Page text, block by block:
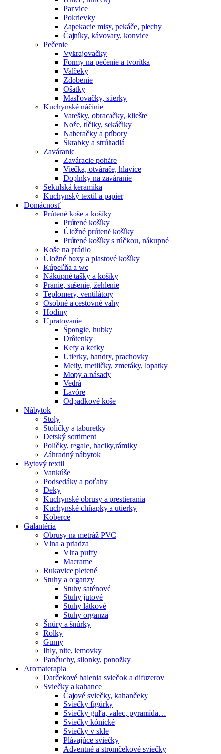
Panvice
Pokrievky
Zapekacie misy, pekáče, plechy
Čajníky, kávovary, konvice
Pečenie
Vykrajovačky
Formy na pečenie a tvorítka
Valčeky
Zdobenie
Ošatky
Masľovačky, stierky
Kuchynské náčinie
Varešky, obracačky, kliešte
Nože, tĺčiky, sekáčiky
Naberačky a príbory
Škrabky a strúhadlá
Zaváranie
Zaváracie poháre
Viečka, otvárače, hlavice
Doplnky na zaváranie
Sekulská keramika
Kuchynský textil a papier
Domácnosť
Prútené koše a košíky
Prútené košíky
Úložné prútené košíky
Prútené košíky s rúčkou, nákupné
Koše na prádlo
Úložné boxy a plastové košíky
Kúpeľňa a wc
Nákupné tašky a košíky
Pranie, sušenie, žehlenie
Teplomery, ventilátory
Osobné a cestovné váhy
Hodiny
Upratovanie
Špongie, hubky
Drôtenky
Kefy a kefky
Utierky, handry, prachovky
Metly, metličky, zmetáky, lopatky
Mopy a násady
Vedrá
Lavóre
Odpadkové koše
Nábytok
Stoly
Stoličky a taburetky
Detský sortiment
Poličky, regale, haciky,rámiky
Záhradný nábytok
Bytový textil
Vankúše
Podsedáky a poťahy
Deky
Kuchynské obrusy a prestierania
Kuchynské chňapky a utierky
Koberce
Galantéria
Obrusy na metráž PVC
Vlna a priadza
Vlna puffy
Macrame
Rukavice pletené
Stuhy a organzy
Stuhy saténové
Stuhy jutové
Stuhy látkové
Stuhy organza
Šnúry a šnúrky
Rolky
Gumy
Ihly, nite, lemovky
Pančuchy, silonky, ponožky
Aromaterapia
Darčekové balenia sviečok a difuzerov
Sviečky a kahance
Čajové sviečky, kahančeky
Sviečky figúrky
Sviečky guľa, valec, pyramída…
Sviečky kónické
Sviečky v skle
Plávajúce sviečky
Adventné a stromčekové sviečky